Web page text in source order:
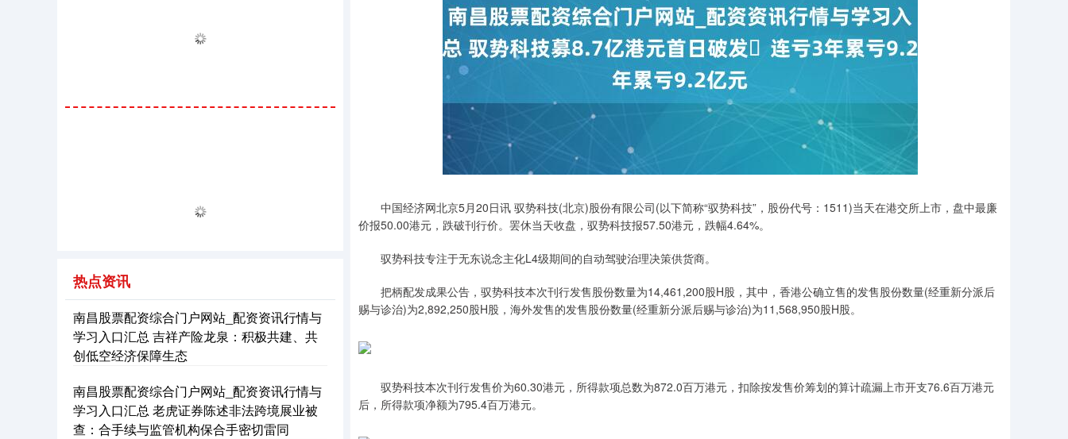
中国经济网北京5月20日讯 驭势科技(北京)股份有限公司(以下简称“驭势科技”，股份代号：1511)当天在港交所上市，盘中最廉
价报50.00港元，跌破刊行价。罢休当天收盘，驭势科技报57.50港元，跌幅4.64%。
驭势科技专注于无东说念主化L4级期间的自动驾驶治理决策供货商。
把柄配发成果公告，驭势科技本次刊行发售股份数量为14,461,200股H股，其中，香港公确立售的发售股份数量(经重新分派后
赐与诊治)为2,892,250股H股，海外发售的发售股份数量(经重新分派后赐与诊治)为11,568,950股H股。
驭势科技本次刊行发售价为60.30港元，所得款项总数为872.0百万港元，扣除按发售价筹划的算计疏漏上市开支76.6百万港元
后，所得款项净额为795.4百万港元。
热点资讯
南昌股票配资综合门户网站_配资资讯行情与
学习入口汇总 吉祥产险龙泉：积极共建、共
创低空经济保障生态
南昌股票配资综合门户网站_配资资讯行情与
学习入口汇总 老虎证券陈述非法跨境展业被
查：合手续与监管机构保合手密切雷同